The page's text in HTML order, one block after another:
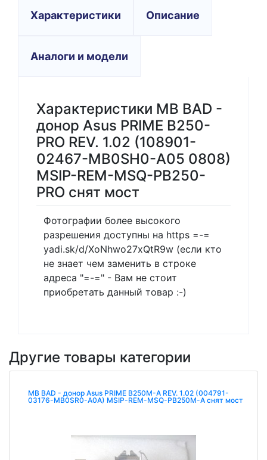
Характеристики Описание
Аналоги и модели
Характеристики MB BAD -
донор Asus PRIME B250-
PRO REV. 1.02 (108901-
02467-MB0SH0-A05 0808)
MSIP-REM-MSQ-PB250-
PRO снят мост
Фотографии более высокого
разрешения доступны на https =-=
yadi.sk/d/XoNhwo27xQtR9w (если кто
не знает чем заменить в строке
адреса "=-=" - Вам не стоит
приобретать данный товар :-)
Другие товары категории
MB BAD - донор Asus PRIME B250M-A REV. 1.02 (004791-
03176-MB0SR0-A0A) MSIP-REM-MSQ-PB250M-A снят мост